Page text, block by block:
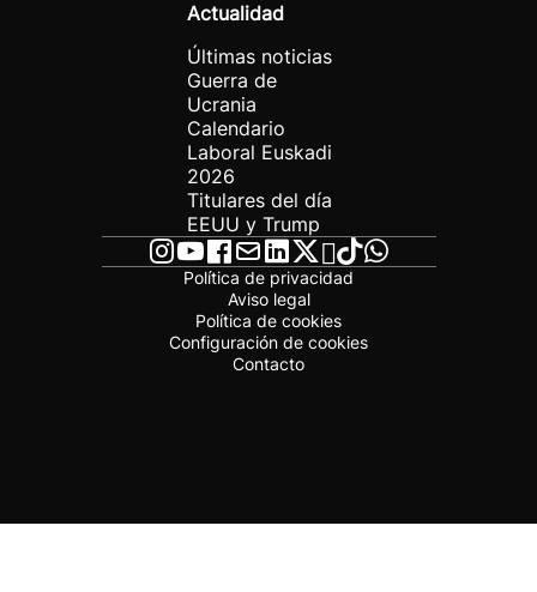
Actualidad
Últimas noticias
Guerra de
Ucrania
Calendario
Laboral Euskadi
2026
Titulares del día
EEUU y Trump
Política de privacidad
Aviso legal
Política de cookies
Configuración de cookies
Contacto